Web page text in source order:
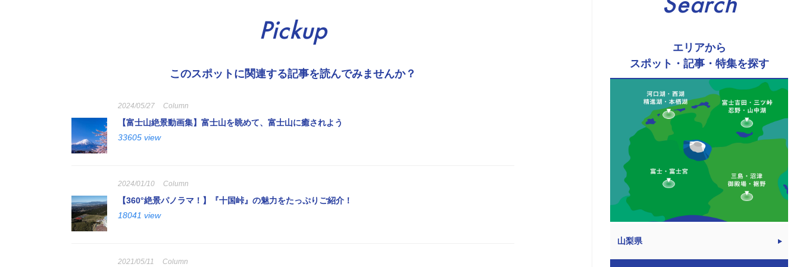
Pickup
このスポットに関連する記事を読んでみませんか？
2024/05/27 Column
【富士山絶景動画集】富士山を眺めて、富士山に癒されよう
33605 view
2024/01/10 Column
【360°絶景パノラマ！】『十国峠』の魅力をたっぷりご紹介！
18041 view
2021/05/11 Column
エリアから
スポット・記事・特集を探す
山梨県